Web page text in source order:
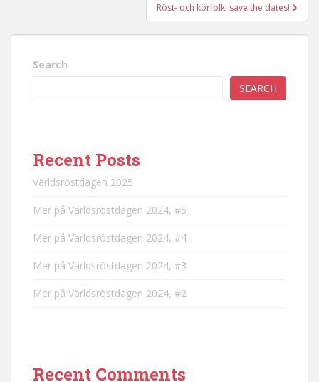
Röst- och körfolk: save the dates!
Search
SEARCH
Recent Posts
Världsröstdagen 2025
Mer på Världsröstdagen 2024, #5
Mer på Världsröstdagen 2024, #4
Mer på Världsröstdagen 2024, #3
Mer på Världsröstdagen 2024, #2
Recent Comments